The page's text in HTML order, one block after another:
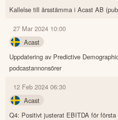
Kallelse till årsstämma i Acast AB
27 Mar 2024 10:00
Acast
Uppdatering av Predictive
podcastannonsörer
12 Feb 2024 06:30
Acast
Q4: Positivt justerat EBITDA för första